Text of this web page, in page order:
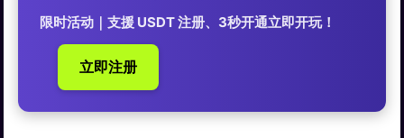
限时活动｜支援 USDT 注册、3秒开通立即开玩！
立即注册